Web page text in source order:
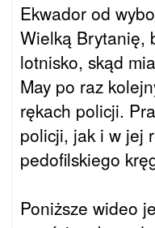
Ekwador od
Wielką Brytanię,
lotnisko, skąd
May po raz
rękach policji.
policji, jak i w jej
pedofilskiego
Poniższe wideo